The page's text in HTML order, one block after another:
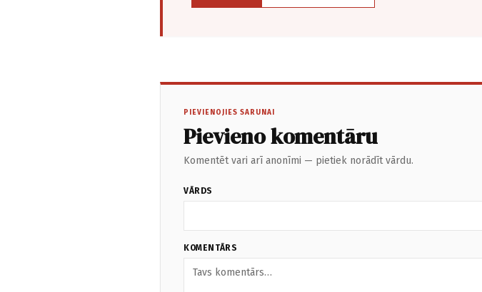
PIEVIENOJIES SARUNAI
Pievieno komentāru
Komentēt vari arī anonīmi — pietiek norādīt vārdu.
VĀRDS
KOMENTĀRS